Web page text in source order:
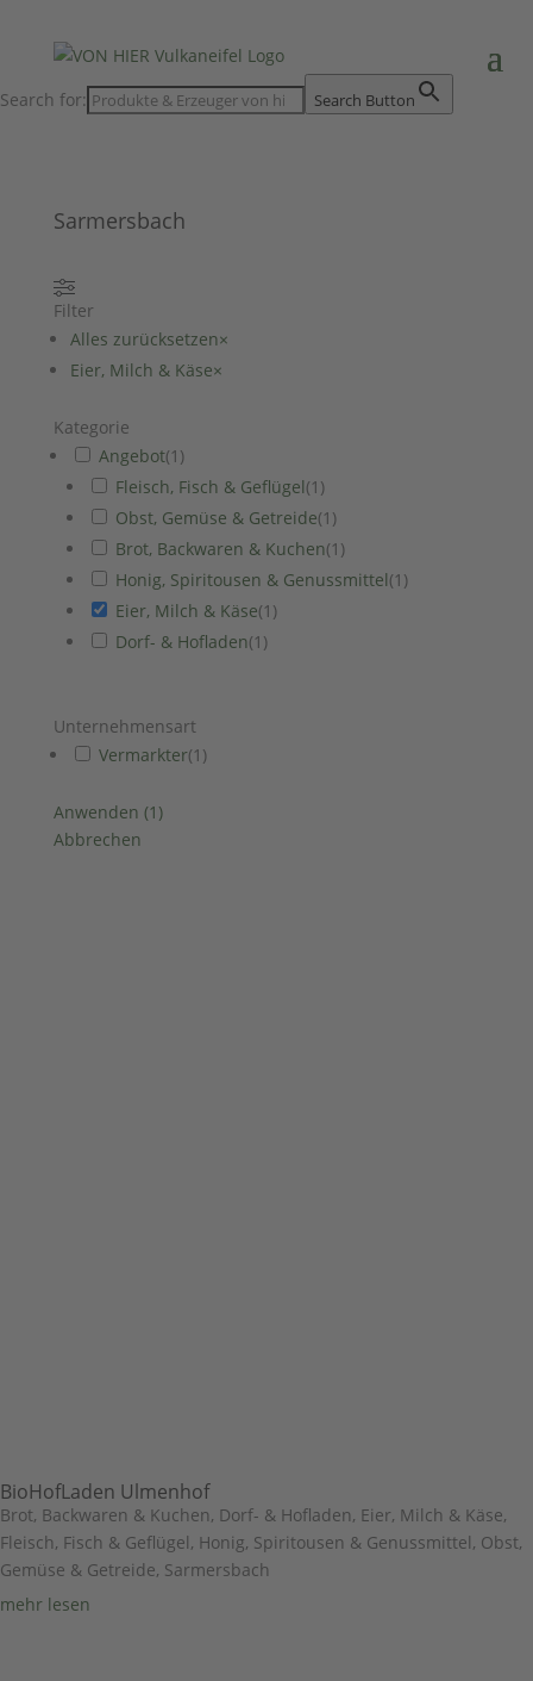
Search for: Search Button
Sarmersbach
Filter
Alles zurücksetzen×
Eier, Milch & Käse×
Kategorie
Angebot(1 )
Fleisch, Fisch & Geflügel(1 )
Obst, Gemüse & Getreide(1 )
Brot, Backwaren & Kuchen(1 )
Honig, Spiritousen & Genussmittel(1 )
Eier, Milch & Käse(1 )
Dorf- & Hofladen(1 )
Unternehmensart
Vermarkter(1 )
Anwenden (1 )
Abbrechen
BioHofLaden Ulmenhof
Brot, Backwaren & Kuchen, Dorf- & Hofladen, Eier, Milch & Käse,
Fleisch, Fisch & Geflügel, Honig, Spiritousen & Genussmittel, Obst,
Gemüse & Getreide, Sarmersbach
mehr lesen